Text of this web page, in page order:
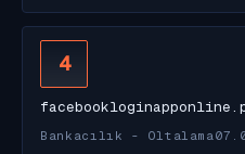
4
Bankacılık - Oltalama